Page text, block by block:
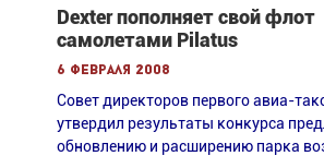
Dexter пополняет свой флот
самолетами Pilatus
6 февраля 2008
Совет директоров первого авиа-
утвердил результаты конкурса
обновлению и расширению парка